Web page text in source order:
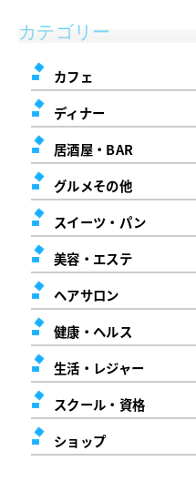
カテゴリー
カフェ
ディナー
居酒屋・BAR
グルメその他
スイーツ・パン
美容・エステ
ヘアサロン
健康・ヘルス
生活・レジャー
スクール・資格
ショップ